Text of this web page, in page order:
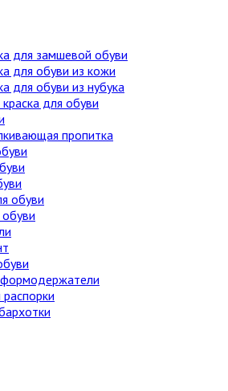
для замшевой обуви
для обуви из кожи
для обуви из нубука
для обуви
пропитка
обуви